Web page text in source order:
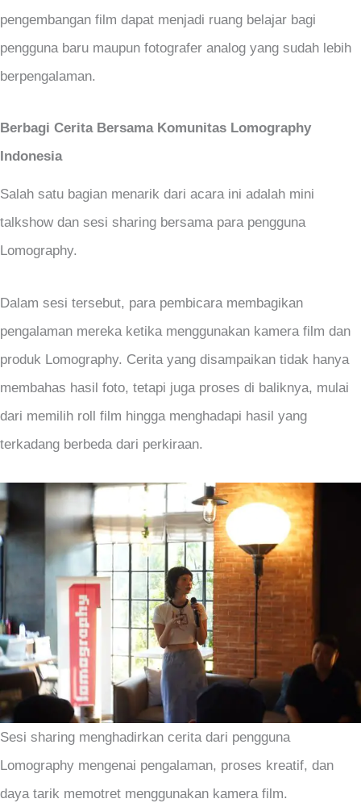
pengembangan film dapat menjadi ruang belajar bagi
pengguna baru maupun fotografer analog yang sudah lebih
berpengalaman.
Berbagi Cerita Bersama Komunitas Lomography
Indonesia
Salah satu bagian menarik dari acara ini adalah mini
talkshow dan sesi sharing bersama para pengguna
Lomography.
Dalam sesi tersebut, para pembicara membagikan
pengalaman mereka ketika menggunakan kamera film dan
produk Lomography. Cerita yang disampaikan tidak hanya
membahas hasil foto, tetapi juga proses di baliknya, mulai
dari memilih roll film hingga menghadapi hasil yang
terkadang berbeda dari perkiraan.
Sesi sharing menghadirkan cerita dari pengguna
Lomography mengenai pengalaman, proses kreatif, dan
daya tarik memotret menggunakan kamera film.